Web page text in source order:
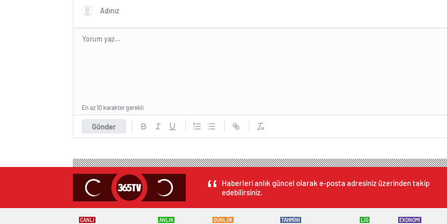
Gönder
En az 10 karakter gerekli
Haberleri anlık güncel olarak e-posta adresiniz üzerinden takip
edebilirsiniz.
CANLI ANLIK GÜNLÜK TAHMİNİ LİG EKONOMİ